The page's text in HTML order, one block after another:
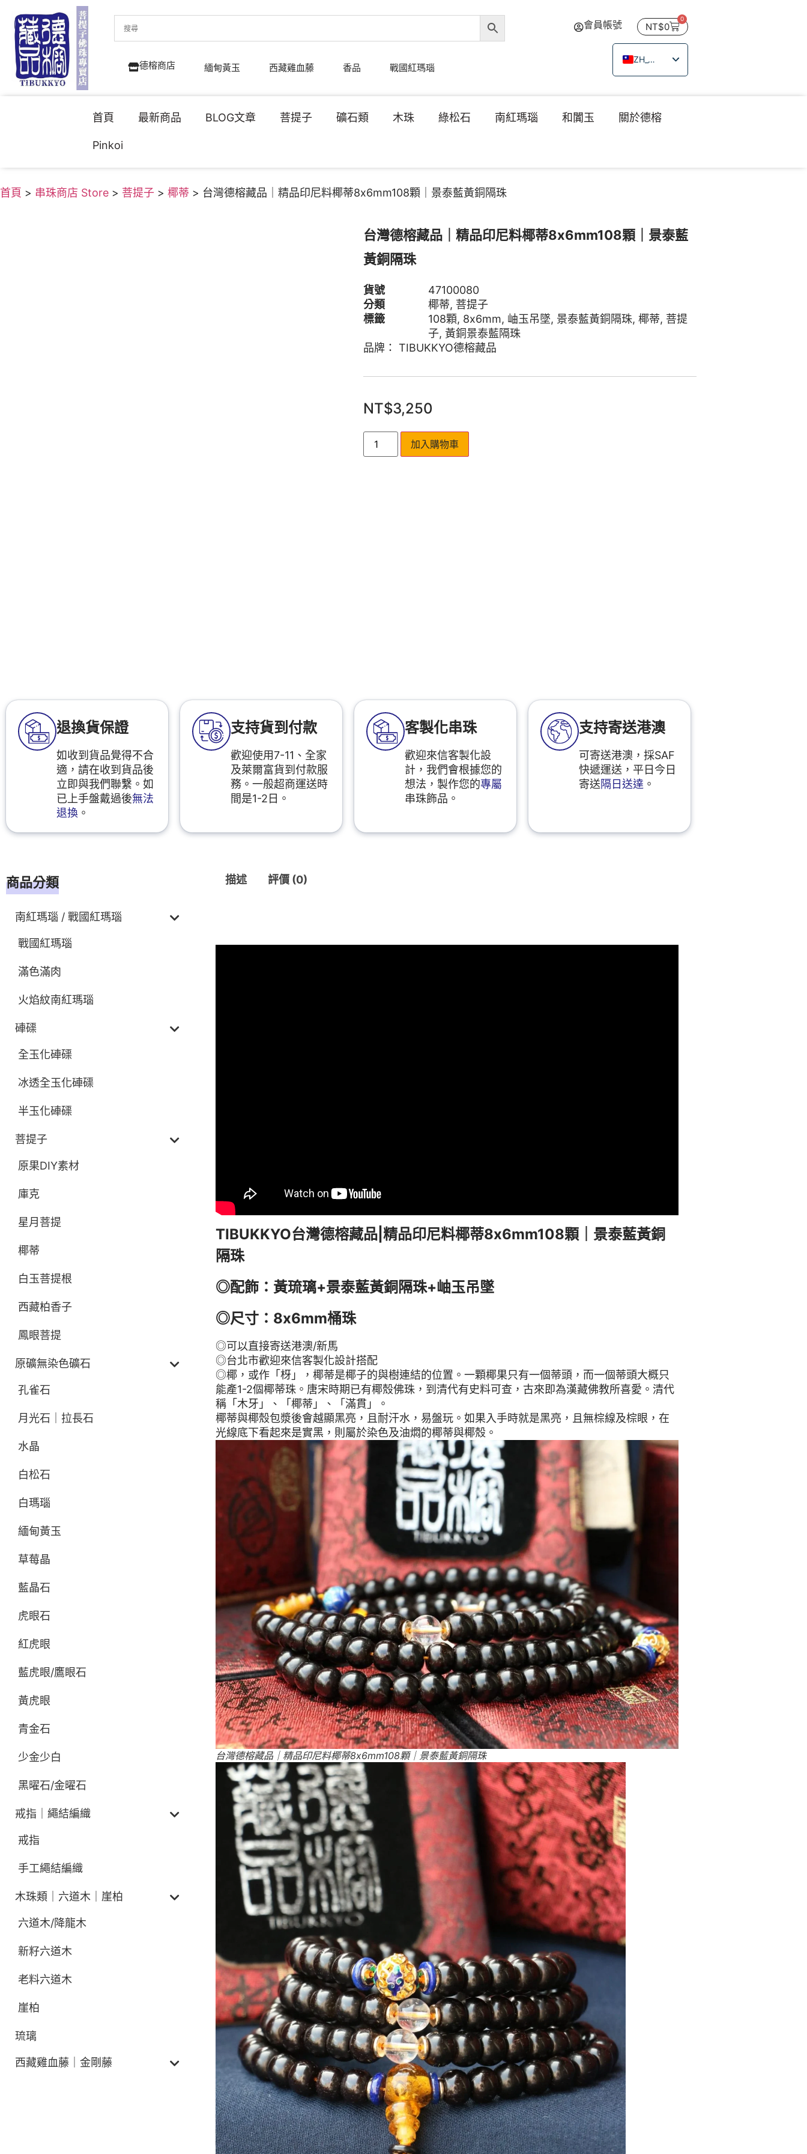
德榕商店 緬甸黃玉 西藏雞血藤 香品 戰國紅瑪瑙
會員帳號 NT$0
0
ZH_TW
EN
JA
TH
首頁 最新商品 BLOG文章 菩提子 礦石類 木珠 綠松石 南紅瑪瑙 和闐玉 關於德榕
Pinkoi
首頁 > 串珠商店 Store > 菩提子 > 椰蒂 > 台灣德榕藏品｜精品印尼料椰蒂8x6mm108顆｜景泰藍黃銅隔珠
台灣德榕藏品｜精品印尼料椰蒂8x6mm108顆｜景泰藍
黃銅隔珠
貨號
47100080
分類
椰蒂, 菩提子
標籤
108顆, 8x6mm, 岫玉吊墜, 景泰藍黃銅隔珠, 椰蒂, 菩提
子, 黃銅景泰藍隔珠
品牌： TIBUKKYO德榕藏品
NT$3,250
加入購物車
退換貨保證
如收到貨品覺得不合
適，請在收到貨品後
立即與我們聯繫。如
已上手盤戴過後無法
退換 。
支持貨到付款
歡迎使用7-11、全家
及萊爾富貨到付款服
務。一般超商運送時
間是1-2日。
客製化串珠
歡迎來信客製化設
計，我們會根據您的
想法，製作您的專屬
串珠飾品。
支持寄送港澳
可寄送港澳，採SAF
快遞運送，平日今日
寄送隔日送達 。
商品分類
南紅瑪瑙 / 戰國紅瑪瑙
戰國紅瑪瑙
滿色滿肉
火焰紋南紅瑪瑙
硨磲
全玉化硨磲
冰透全玉化硨磲
半玉化硨磲
菩提子
原果DIY素材
庫克
星月菩提
椰蒂
白玉菩提根
西藏柏香子
鳳眼菩提
原礦無染色礦石
孔雀石
月光石｜拉長石
水晶
白松石
白瑪瑙
緬甸黃玉
草莓晶
藍晶石
虎眼石
紅虎眼
藍虎眼/鷹眼石
黃虎眼
青金石
少金少白
黑曜石/金曜石
戒指｜繩結編織
戒指
手工繩結編織
木珠類｜六道木｜崖柏
六道木/降龍木
新籽六道木
老料六道木
崖柏
琉璃
西藏雞血藤｜金剛藤
描述 評價 (0)
TIBUKKYO台灣德榕藏品|精品印尼料椰蒂8x6mm108顆｜景泰藍黃銅
隔珠
◎配飾：黃琉璃+景泰藍黃銅隔珠+岫玉吊墜
◎尺寸：8x6mm桶珠
◎可以直接寄送港澳/新馬
◎台北市歡迎來信客製化設計搭配
◎椰，或作「枒」，椰蒂是椰子的與樹連結的位置。一顆椰果只有一個蒂頭，而一個蒂頭大概只
能產1-2個椰蒂珠。唐宋時期已有椰殼佛珠，到清代有史料可查，古來即為漢藏佛教所喜愛。清代
稱「木牙」、「椰蒂」、「滿貫」。
椰蒂與椰殼包漿後會越顯黑亮，且耐汗水，易盤玩。如果入手時就是黑亮，且無棕線及棕眼，在
光線底下看起來是實黑，則屬於染色及油燜的椰蒂與椰殼。
台灣德榕藏品｜精品印尼料椰蒂8x6mm108顆｜景泰藍黃銅隔珠